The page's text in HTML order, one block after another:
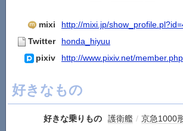
mixi
http://mixi.jp/
Twitter
honda_hiyuu
pixiv
http://www.pixiv.net/
好きなもの
好きな乗りもの 護衛艦 / 京急1000